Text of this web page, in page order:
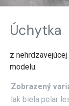
Úchytka
z
modelu.
Zobrazený
lak biela polar